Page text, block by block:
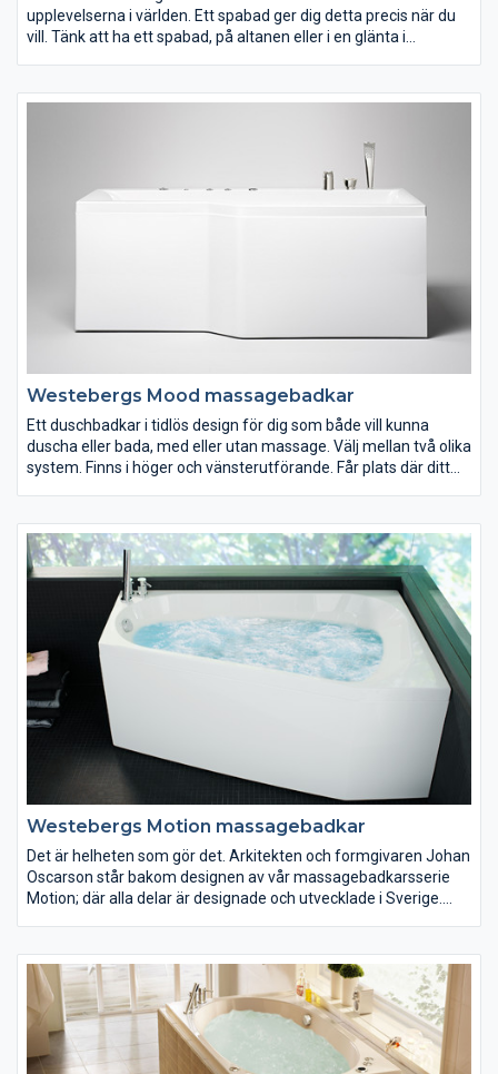
upplevelserna i världen. Ett spabad ger dig detta precis när du
vill. Tänk att ha ett spabad, på altanen eller i en glänta i
din familj och vänner för småprat och umgänge.
Westebergs Mood massagebadkar
Ett duschbadkar i tidlös design för dig som både vill kunna
duscha eller bada, med eller utan massage. Välj mellan två olika
system. Finns i höger och vänsterutförande. Får plats där ditt
Westebergs Motion massagebadkar
Det är helheten som gör det. Arkitekten och formgivaren Johan
Oscarson står bakom designen av vår massagebadkarsserie
Motion; där alla delar är designade och utvecklade i Sverige.